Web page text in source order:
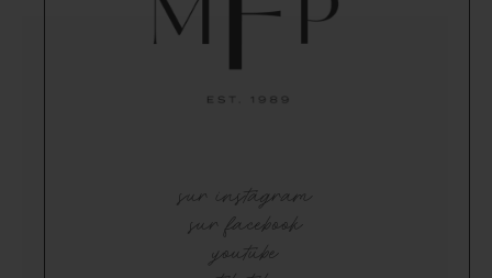
sur instagram
sur facebook
youtube